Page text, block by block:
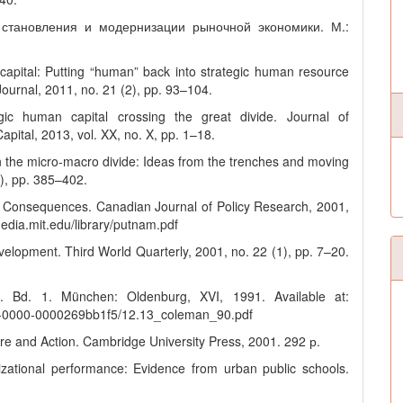
и модернизации рыночной экономики. М.:
Putting “human” back into strategic human resource
2011, no. 21 (2), pp. 93–104.
human capital crossing the great divide. Journal of
2013, vol. XX, no. X, pp. 1–18.
micro-macro divide: Ideas from the trenches and moving
pp. 385–402.
Canadian Journal of Policy Research, 2001,
library/putnam.pdf
Third World Quarterly, 2001, no. 22 (1), pp. 7–20.
Bd. 1. München: Oldenburg, XVI, 1991. Available at:
0000269bb1f5/12.13_coleman_90.pdf
and Action. Cambridge University Press, 2001. 292 р.
performance: Evidence from urban public schools.